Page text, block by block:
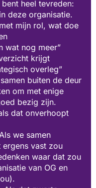
heel tevreden:
deze organisatie.
mijn rol, wat doe
wat nog meer”
krijgt
overleg”
buiten de deur
om met enige
bezig zijn.
dat onverhoopt
we samen
vast zou
waar dat zou
van OG en